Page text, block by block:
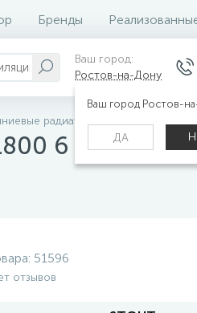
Бренды
Ваш город:
Ростов-на-Дону
Ваш город Ростов-
ДА
радиаторы (алюминиевые
6 секции
51596
отзывов